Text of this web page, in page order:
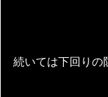
続いては下回りの